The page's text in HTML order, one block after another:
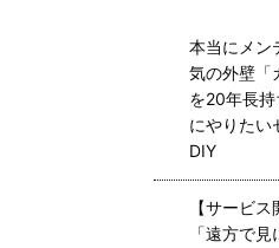
本当にメン
気の外壁「
を20年長
にやりたい
DIY
【サービス
「遠方で